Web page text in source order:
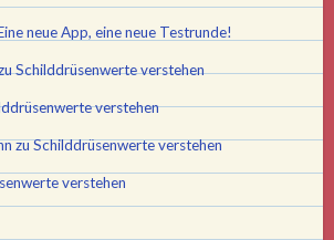
neue App, eine neue Testrunde!
Schilddrüsenwerte verstehen
verstehen
zuSchilddrüsenwerte verstehen
verstehen